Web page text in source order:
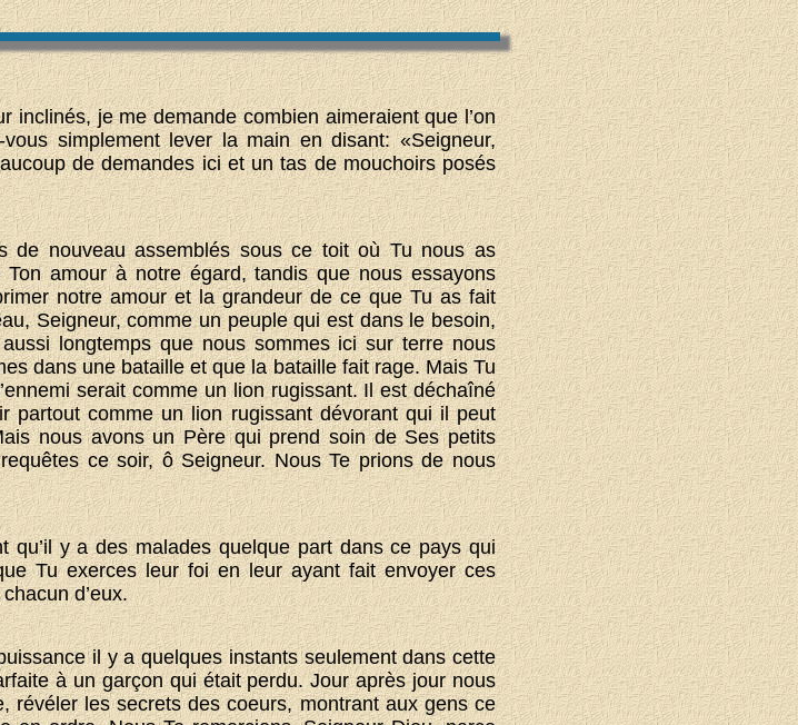
inclinés, je me demande combien aimeraient que l’on
simplement lever la main en disant: «Seigneur,
de demandes ici et un tas de mouchoirs posés
de nouveau assemblés sous ce toit où Tu nous as
amour à notre égard, tandis que nous essayons
notre amour et la grandeur de ce que Tu as fait
Seigneur, comme un peuple qui est dans le besoin,
longtemps que nous sommes ici sur terre nous
dans une bataille et que la bataille fait rage. Mais Tu
serait comme un lion rugissant. Il est déchaîné
partout comme un lion rugissant dévorant qui il peut
nous avons un Père qui prend soin de Ses petits
ce soir, ô Seigneur. Nous Te prions de nous
qu’il y a des malades quelque part dans ce pays qui
Tu exerces leur foi en leur ayant fait envoyer ces
d’eux.
il y a quelques instants seulement dans cette
à un garçon qui était perdu. Jour après jour nous
révéler les secrets des coeurs, montrant aux gens ce